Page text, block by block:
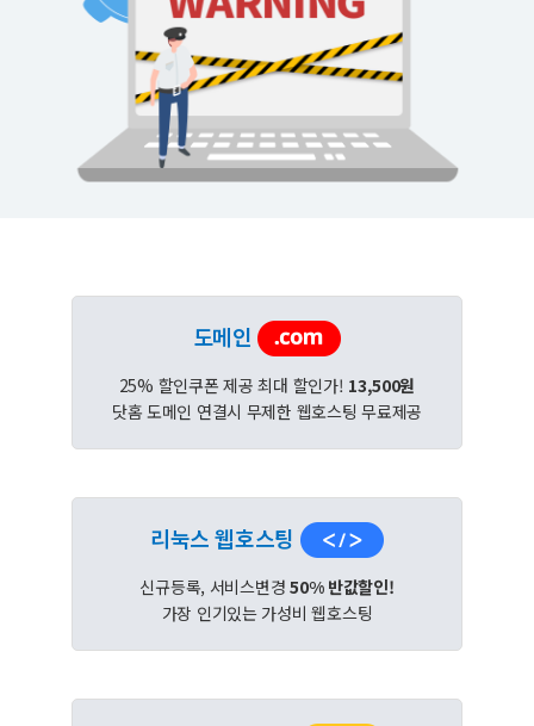
도메인
25% 할인쿠폰 제공 최대 할인가! 13,500원
닷홈 도메인 연결시 무제한 웹호스팅 무료제공
리눅스 웹호스팅
신규등록, 서비스변경50% 반값할인!
가장 인기있는 가성비 웹호스팅